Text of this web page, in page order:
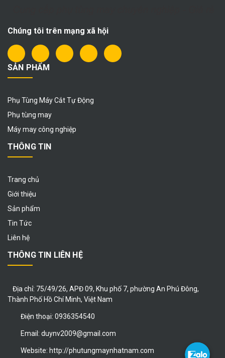
Chúng tôi trên mạng xã hội
SẢN PHẨM
Phụ Tùng Máy Cắt Tự Động
Phụ tùng may
Máy may công nghiệp
THÔNG TIN
Trang chủ
Giới thiệu
Sản phẩm
Tin Tức
Liên hệ
THÔNG TIN LIÊN HỆ
Địa chỉ: 75/49/26, APĐ 09, Khu phố 7, phường An Phú Đông,
Thành Phố Hồ Chí Minh, Việt Nam
Điện thoại: 0936354540
Email: duynv2009@gmail.com
Website: http://phutungmaynhatnam.com